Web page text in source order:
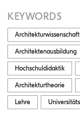
KEYWORDS
Architekturwissenschaft
Architektenausbildung
Hochschuldidaktik
Architekturtheorie
Lehre